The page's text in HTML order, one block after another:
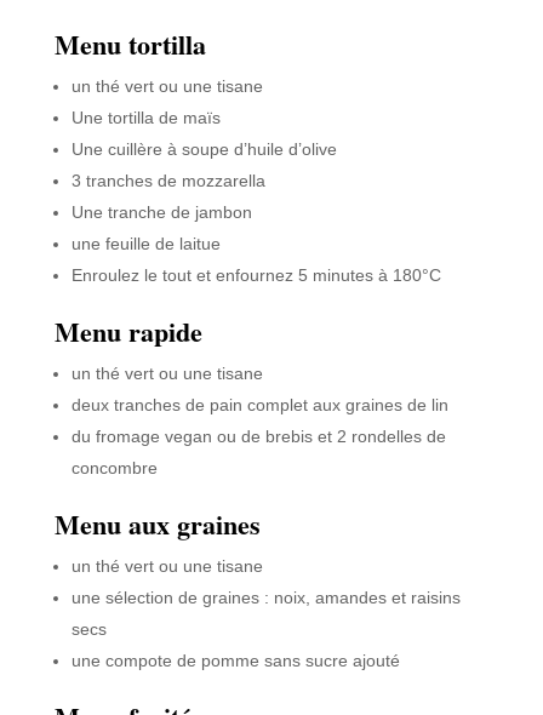
Menu tortilla
un thé vert ou une tisane
Une tortilla de maïs
Une cuillère à soupe d’huile d’olive
3 tranches de mozzarella
Une tranche de jambon
une feuille de laitue
Enroulez le tout et enfournez 5 minutes à 180°C
Menu rapide
un thé vert ou une tisane
deux tranches de pain complet aux graines de lin
du fromage vegan ou de brebis et 2 rondelles de
concombre
Menu aux graines
un thé vert ou une tisane
une sélection de graines : noix, amandes et raisins
secs
une compote de pomme sans sucre ajouté